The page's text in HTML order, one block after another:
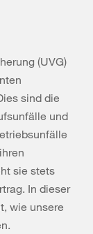
(UVG)
sind die
und
sie stets
In dieser
wie unsere